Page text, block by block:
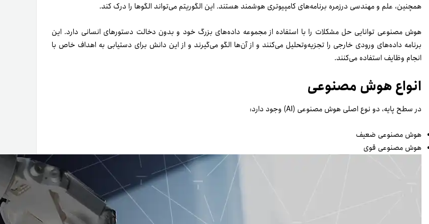
همچنین، علم و مهندسی در‌زمره برنامه‌های کامپیوتری هوشمند هستند. این الگوریتم می‌تواند الگوها را درک کند.
هوش مصنوعی توانایی حل مشکلات را با استفاده از مجموعه داده‌های بزرگ خود و بدون دخالت دستورهای انسانی دارد. این
برنامه داده‌های ورودی خارجی را تجزیه‌و‌تحلیل می‌کنند و از آن‌ها الگو می‌گیرند و از این دانش برای دستیابی به اهداف خاص با
انجام وظایف استفاده می‌کنند.
انواع هوش مصنوعی
در سطح پایه، دو نوع اصلی هوش مصنوعی (AI) وجود دارد:
هوش مصنوعی ضعیف
هوش ‌مصنوعی قوی